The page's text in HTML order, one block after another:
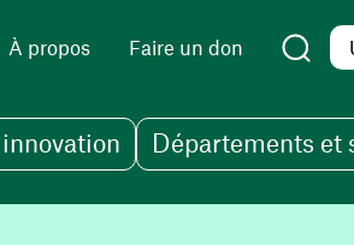
À propos Faire un don
Départements et